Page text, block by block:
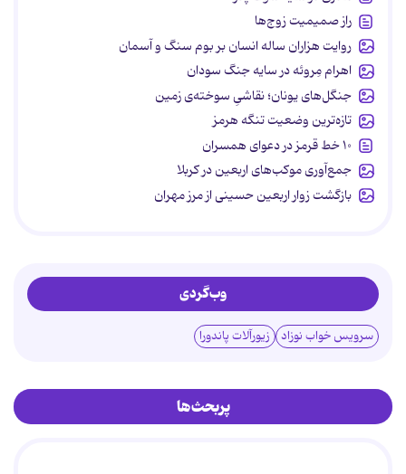
راز صمیمیت زوج‌ها
روایت هزاران ساله انسان بر بوم سنگ و آسمان
اهرام مِروئه در سایه جنگ سودان
جنگل‌های یونان؛ نقاشیِ سوخته‌ی زمین
تازه‌ترین وضعیت تنگه هرمز
۱۰ خط قرمز در دعوای همسران
جمع‌آوری موکب‌های اربعین در کربلا
بازگشت زوار اربعین حسینی از مرز مهران
وب‌گردی
سرویس خواب نوزاد زیورآلات پاندورا
پربحث‌ها